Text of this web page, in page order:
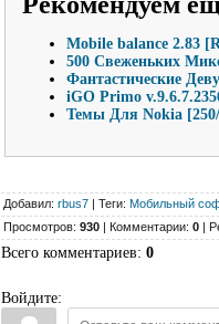
Mobile balance 2.83
500 Свеженьких
Фантастические
iGO Primo
Темы Для Nokia
Добавил: rbus7 | Теги: Мобильный
Просмотров: 930 | Комментарии: 0 |
Всего комментариев: 0
Войдите: